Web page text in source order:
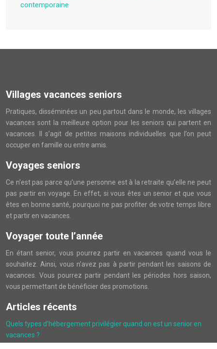
contemporaine
Villages vacances seniors
Pratiques, disséminées un peu partout dans le monde, les villages
vacances sont la meilleure option pour les seniors qui partent en
vacances. Il s’agit de petites maisons individuelles que l’on peut
occuper en famille ou entre amis.
Voyages seniors
Ce n’est pas parce qu’une personne est à la retraite qu’elle ne peut
pas partir en voyage. En effet, si vous êtes un senior et que vous
êtes en bonne santé, pourquoi ne pas profiter de votre temps libre
et partir en vacances.
Voyager toute l’année
En étant senior, vous pourrez partir en vacances quand vous le
souhaitez. Ainsi, vous n’avez pas à partir pendant les saisons de
vacances. Vous pourrez partir pendant les périodes hors saison,
vous permettant de bénéficier des promotions.
Articles récents
Quels types d’hébergement privilégier quand on est un senior en
vacances ?